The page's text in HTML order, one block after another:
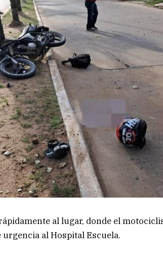
al lugar, donde el
al Hospital Escuela.